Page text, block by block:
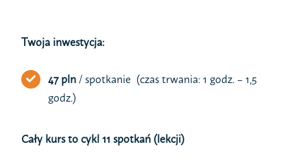
Twoja inwestycja:
47 pln/ spotkanie (czas trwania: 1 godz. – 1,5
godz.)
Cały kurs to cykl 11 spotkań (lekcji)